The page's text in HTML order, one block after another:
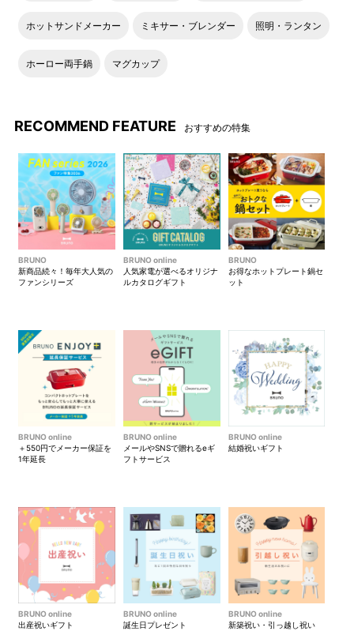
ホットサンドメーカー ミキサー・ブレンダー 照明・ランタン
ホーロー両手鍋 マグカップ
RECOMMEND FEATURE おすすめの特集
BRUNO
新商品続々！毎年大人気の
ファンシリーズ
BRUNO online
人気家電が選べるオリジナ
ルカタログギフト
BRUNO
お得なホットプレート鍋セ
ット
BRUNO online
＋550円でメーカー保証を
1年延長
BRUNO online
メールやSNSで贈れるeギ
フトサービス
BRUNO online
結婚祝いギフト
BRUNO online
出産祝いギフト
BRUNO online
誕生日プレゼント
BRUNO online
新築祝い・引っ越し祝い